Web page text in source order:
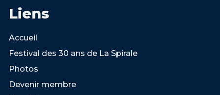
Liens
Accueil
Festival des 30 ans de La Spirale
Photos
Devenir membre